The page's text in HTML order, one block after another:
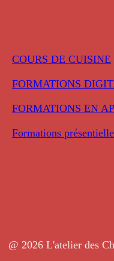
COURS DE CUISINE
FORMATIONS
FORMATIONS EN
Formations
@ 2026 L'atelier des